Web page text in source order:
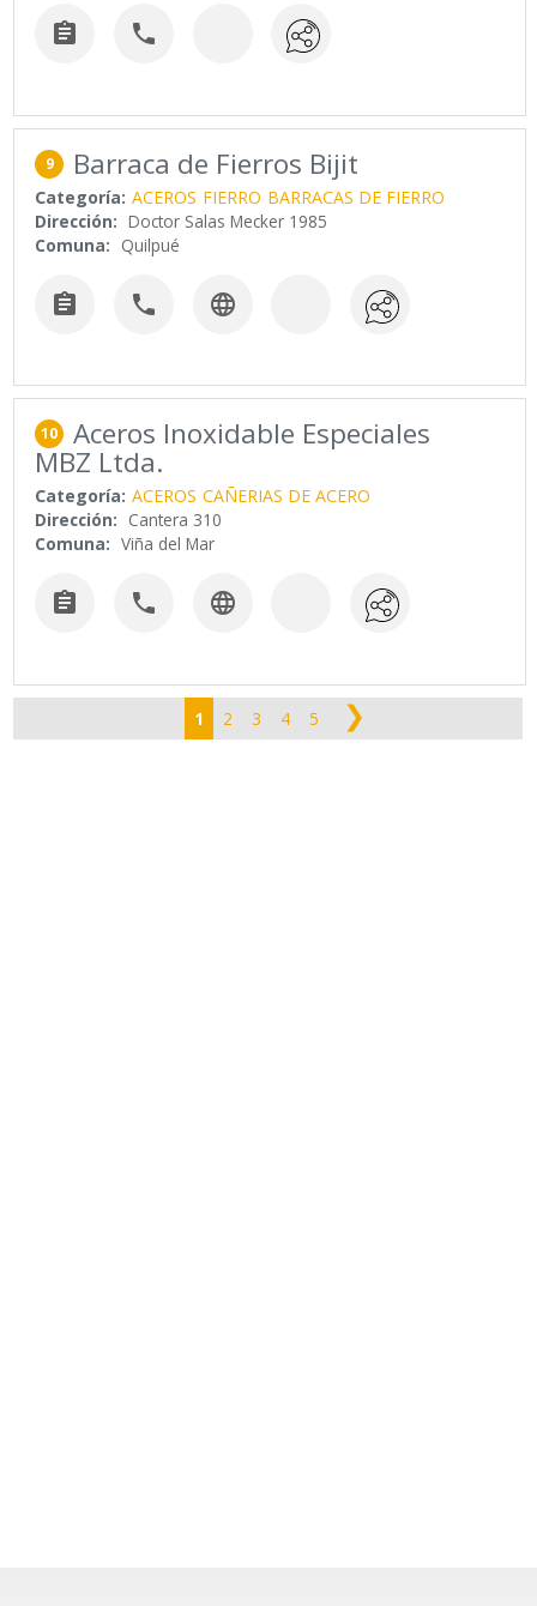
 
9 Barraca de Fierros Bijit
Categoría: ACEROS FIERRO BARRACAS DE FIERRO
Dirección: Doctor Salas Mecker 1985
Comuna: Quilpué
  
10 Aceros Inoxidable Especiales
MBZ Ltda.
Categoría: ACEROS CAÑERIAS DE ACERO
Dirección: Cantera 310
Comuna: Viña del Mar
  
1 2 3 4 5 ❯